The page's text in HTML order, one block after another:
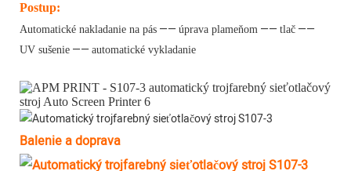
Postup:
Automatické nakladanie na pás —— úprava plameňom —— tlač ——
UV sušenie —— automatické vykladanie
Balenie a doprava